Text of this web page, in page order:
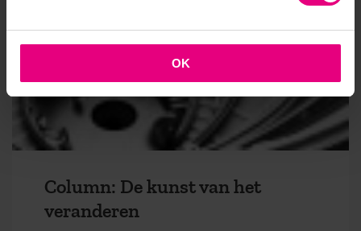
OK
Column: De kunst van het
veranderen